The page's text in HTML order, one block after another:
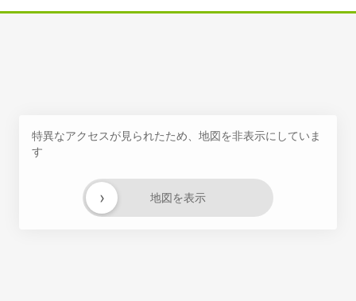
特異なアクセスが見られたため、地図を非表示にしていま
す
地図を表示
›